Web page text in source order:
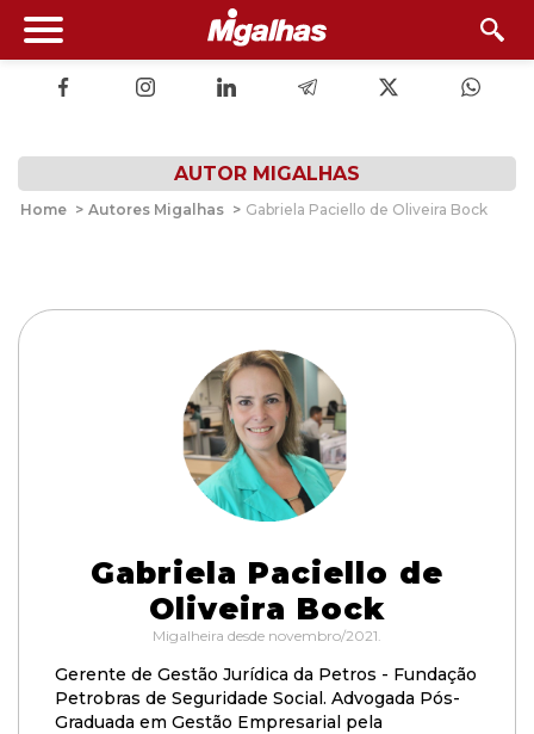
AUTOR MIGALHAS
Home > Autores Migalhas > Gabriela Paciello de Oliveira Bock
Gabriela Paciello de
Oliveira Bock
Migalheira desde novembro/2021.
Gerente de Gestão Jurídica da Petros - Fundação
Petrobras de Seguridade Social. Advogada Pós-
Graduada em Gestão Empresarial pela